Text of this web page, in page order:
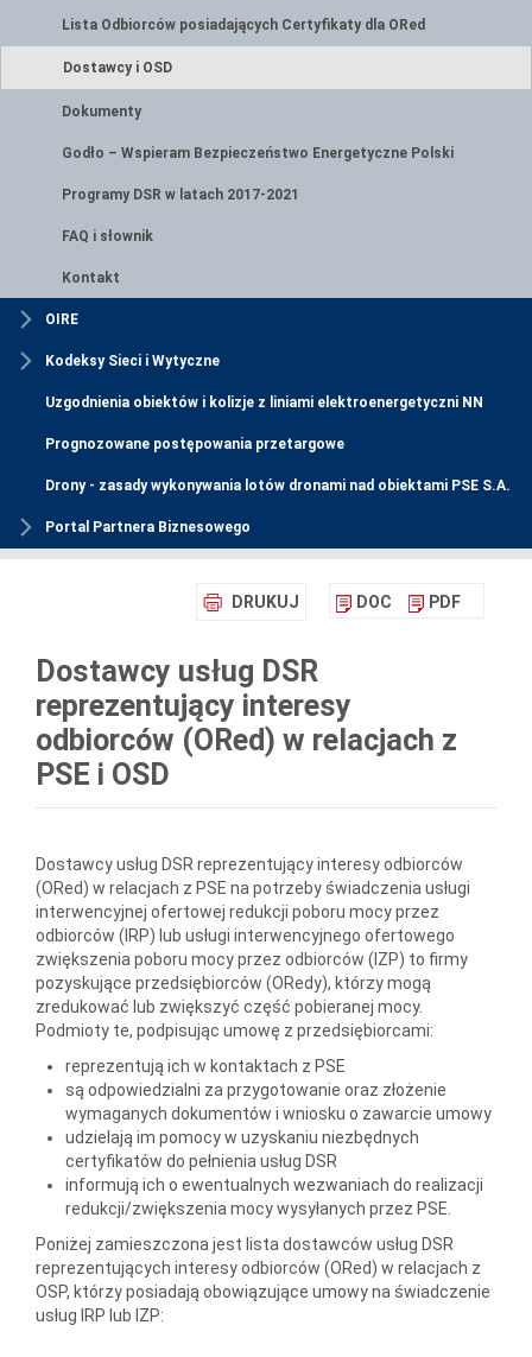
Lista Odbiorców posiadających Certyfikaty dla ORed
Dostawcy i OSD
Dokumenty
Godło – Wspieram Bezpieczeństwo Energetyczne Polski
Programy DSR w latach 2017-2021
FAQ i słownik
Kontakt
OIRE
Kodeksy Sieci i Wytyczne
Uzgodnienia obiektów i kolizje z liniami elektroenergetyczni NN
Prognozowane postępowania przetargowe
Drony - zasady wykonywania lotów dronami nad obiektami PSE S.A.
Portal Partnera Biznesowego
DRUKUJ DOC PDF
Dostawcy usług DSR
reprezentujący interesy
odbiorców (ORed) w relacjach z
PSE i OSD
Dostawcy usług DSR reprezentujący interesy odbiorców
(ORed) w relacjach z PSE na potrzeby świadczenia usługi
interwencyjnej ofertowej redukcji poboru mocy przez
odbiorców (IRP) lub usługi interwencyjnego ofertowego
zwiększenia poboru mocy przez odbiorców (IZP) to firmy
pozyskujące przedsiębiorców (ORedy), którzy mogą
zredukować lub zwiększyć część pobieranej mocy.
Podmioty te, podpisując umowę z przedsiębiorcami:
reprezentują ich w kontaktach z PSE
są odpowiedzialni za przygotowanie oraz złożenie
wymaganych dokumentów i wniosku o zawarcie umowy
udzielają im pomocy w uzyskaniu niezbędnych
certyfikatów do pełnienia usług DSR
informują ich o ewentualnych wezwaniach do realizacji
redukcji/zwiększenia mocy wysyłanych przez PSE.
Poniżej zamieszczona jest lista dostawców usług DSR
reprezentujących interesy odbiorców (ORed) w relacjach z
OSP, którzy posiadają obowiązujące umowy na świadczenie
usług IRP lub IZP: